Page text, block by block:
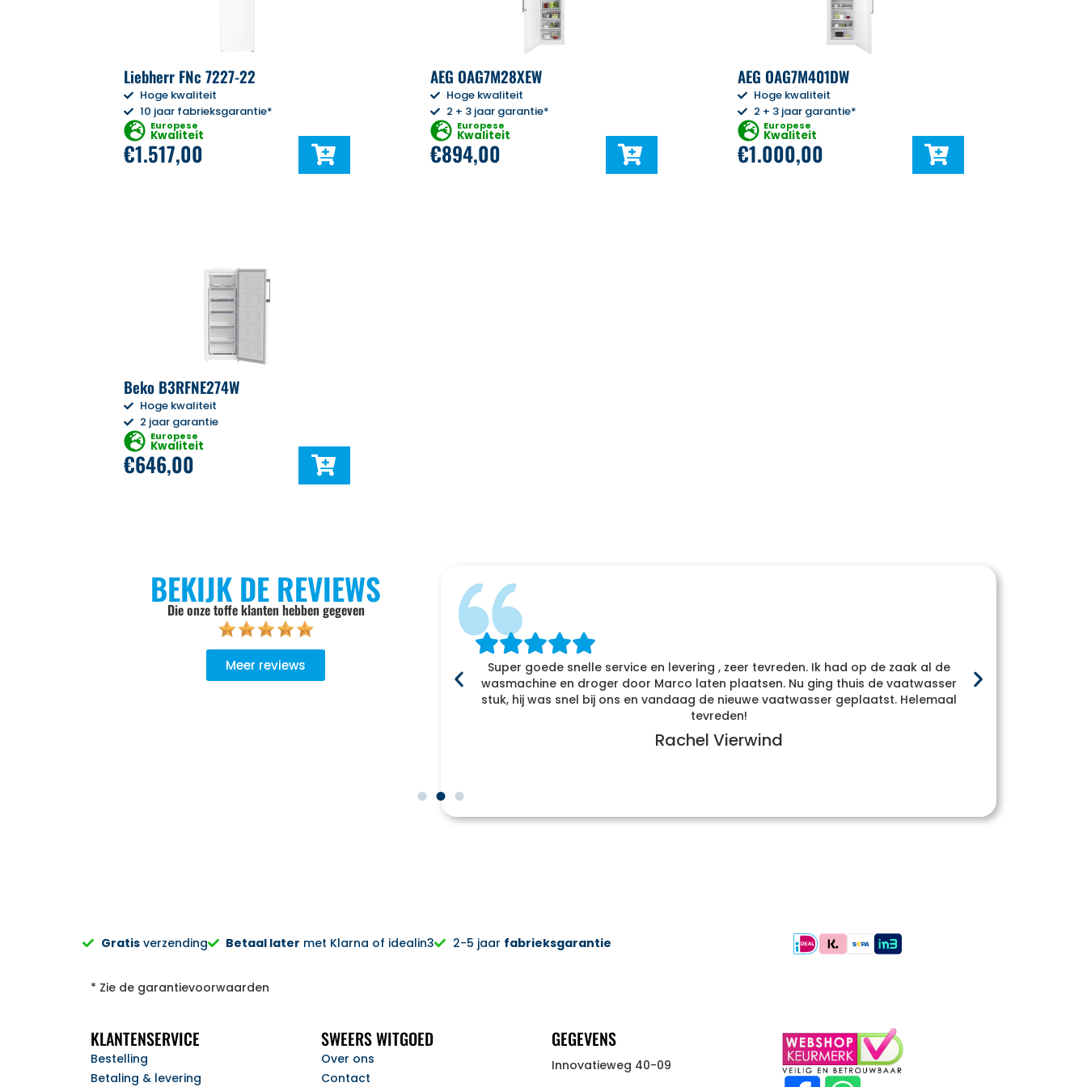
Liebherr FNc 7227-22
Hoge kwaliteit
10 jaar fabrieksgarantie*
Europese
Kwaliteit
€1.517,00
AEG OAG7M28XEW
Hoge kwaliteit
2 + 3 jaar garantie*
Europese
Kwaliteit
€894,00
AEG OAG7M401DW
Hoge kwaliteit
2 + 3 jaar garantie*
Europese
Kwaliteit
€1.000,00
Beko B3RFNE274W
Hoge kwaliteit
2 jaar garantie
Europese
Kwaliteit
€646,00
BEKIJK DE REVIEWS
Die onze toffe klanten hebben gegeven
Meer reviews
geadviseerd, niet opdringerig, de keuze wordt aan je zelf
Super goede snelle service en levering , zeer tevreden. Ik had op de zaak al de
wasmachine en droger door Marco laten plaatsen. Nu ging thuis de vaatwasser
stuk, hij was snel bij ons en vandaag de nieuwe vaatwasser geplaatst. Helemaal
tevreden!
Rachel Vierwind
Gratisverzending Betaal later met Klarna of idealin3 2-5 jaar fabrieksgarantie
* Zie de garantievoorwaarden
KLANTENSERVICE
Bestelling
Betaling & levering
SWEERS WITGOED
Over ons
Contact
GEGEVENS
Innovatieweg 40-09